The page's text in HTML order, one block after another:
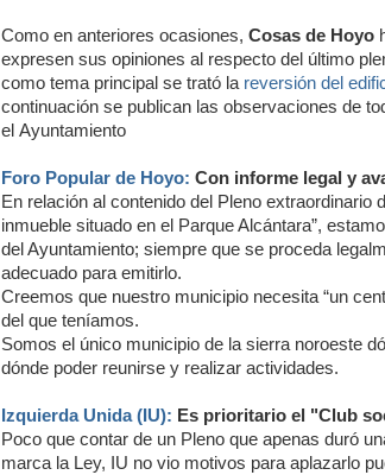
Como en anteriores ocasiones, Cosas de Hoyo
expresen sus opiniones al respecto del último
como tema principal se trató la reversión del
continuación se publican las observaciones de
el Ayuntamiento
Foro Popular de Hoyo: Con informe legal y
En relación al contenido del Pleno extraordinario
inmueble situado en el Parque Alcántara”,
del Ayuntamiento; siempre que se proceda
adecuado para emitirlo.
Creemos que nuestro municipio necesita “un
del que teníamos.
Somos el único municipio de la sierra noroeste
dónde poder reunirse y realizar actividades.
Izquierda Unida (IU): Es prioritario el "Club
Poco que contar de un Pleno que apenas duró
marca la Ley, IU no vio motivos para aplazarlo